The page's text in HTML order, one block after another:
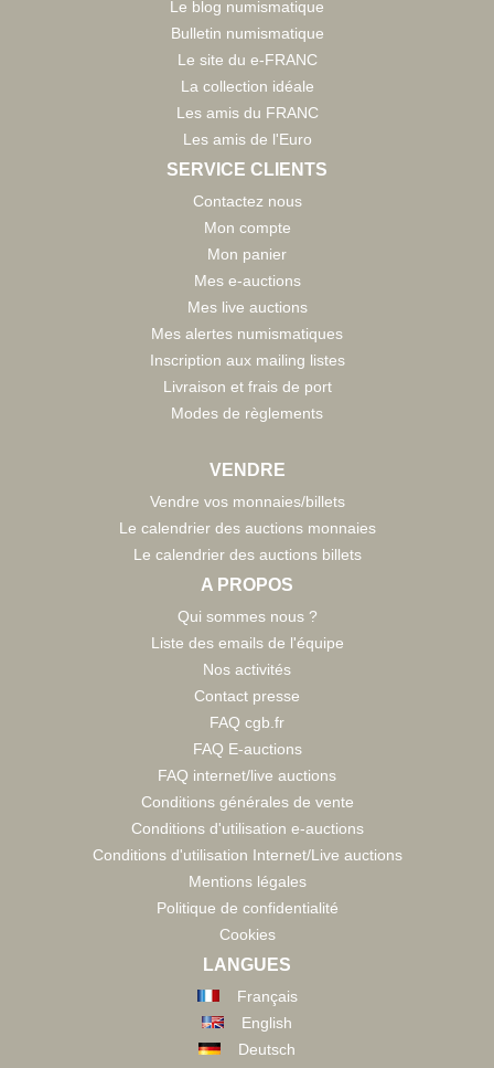
Le blog numismatique
Bulletin numismatique
Le site du e-FRANC
La collection idéale
Les amis du FRANC
Les amis de l'Euro
SERVICE CLIENTS
Contactez nous
Mon compte
Mon panier
Mes e-auctions
Mes live auctions
Mes alertes numismatiques
Inscription aux mailing listes
Livraison et frais de port
Modes de règlements
VENDRE
Vendre vos monnaies/billets
Le calendrier des auctions monnaies
Le calendrier des auctions billets
A PROPOS
Qui sommes nous ?
Liste des emails de l'équipe
Nos activités
Contact presse
FAQ cgb.fr
FAQ E-auctions
FAQ internet/live auctions
Conditions générales de vente
Conditions d'utilisation e-auctions
Conditions d'utilisation Internet/Live auctions
Mentions légales
Politique de confidentialité
Cookies
LANGUES
Français
English
Deutsch